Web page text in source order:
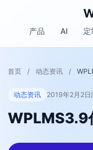
产品 AI
首页 / 动态资讯 /
动态资讯 2019年2月2日
WPLMS3.9